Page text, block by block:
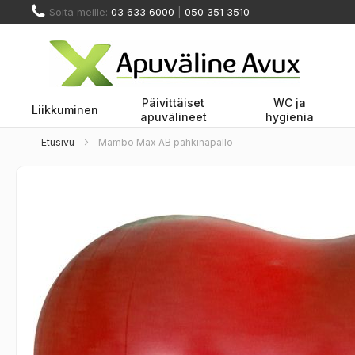
Skip
to
Content
Soita meille: 03 633 6000 050 351 3510
Liikkuminen
Päivittäiset
apuvälineet
WC ja
hygienia
Etusivu Mambo Max AB pähkinäpallo